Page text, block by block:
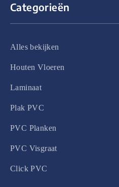
Categorieën
Alles bekijken
Houten Vloeren
Laminaat
Plak PVC
PVC Planken
PVC Visgraat
Click PVC